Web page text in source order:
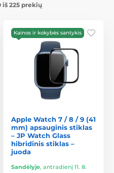
iš 225 prekių
Kainos ir kokybės santykis
Apple Watch 7 / 8 / 9 (41
mm) apsauginis stiklas
– JP Watch Glass
hibridinis stiklas –
juoda
Sandėlyje, antradienį 11. 8.